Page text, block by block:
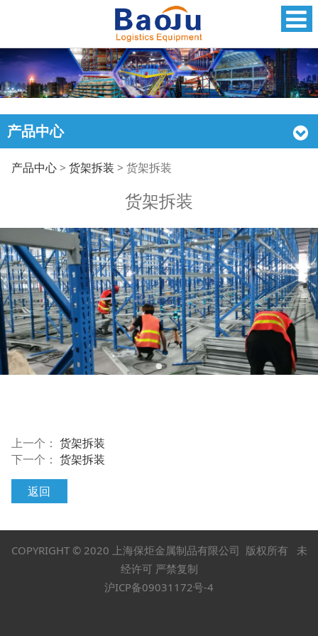
产品中心
货架拆装
产品中心> 货架拆装 > 货架拆装
货架拆装
上一个： 货架拆装
下一个： 货架拆装
返回
COPYRIGHT © 2020 上海保炬金属制品有限公司 版权所有 未
经许可 严禁复制
沪ICP备09031172号-4